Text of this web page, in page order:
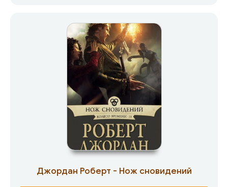
кровавый междоусобный бой. И плывут, плывут
из-за океанского горизонта корабли потомков
тех, что сражались некогда еще за
легендарнейшего из королей – Артура
Ястребиное Крыло…
Джордан Роберт - Нож сновидений